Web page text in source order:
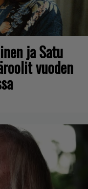
ja Satu
vuoden